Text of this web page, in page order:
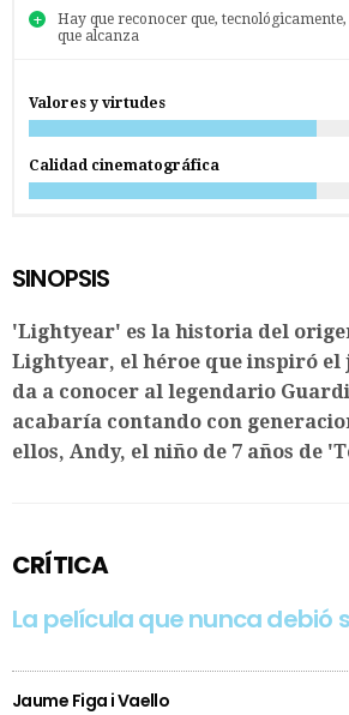
Hay que reconocer que,
que alcanza
Valores y virtudes
Calidad cinematográfica
SINOPSIS
'Lightyear' es la historia del
Lightyear, el héroe que inspiró el
da a conocer al legendario
acabaría contando con
ellos, Andy, el niño de 7 años de
CRÍTICA
La película que nunca debió
Jaume Figa i Vaello